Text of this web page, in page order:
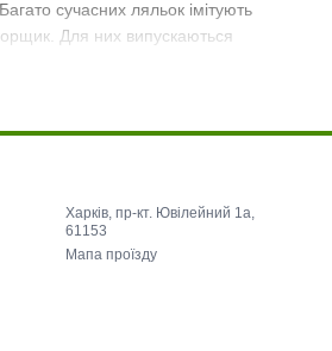
сучасних ляльок імітують
Для них випускаються
Харків, пр-кт. Ювілейний 1а,
61153
Мапа проїзду